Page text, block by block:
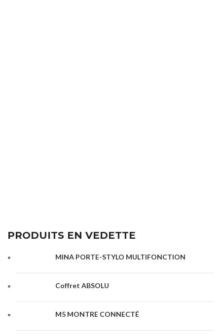
PRODUITS EN VEDETTE
MINA PORTE-STYLO MULTIFONCTION
Coffret ABSOLU
M5 MONTRE CONNECTÉ